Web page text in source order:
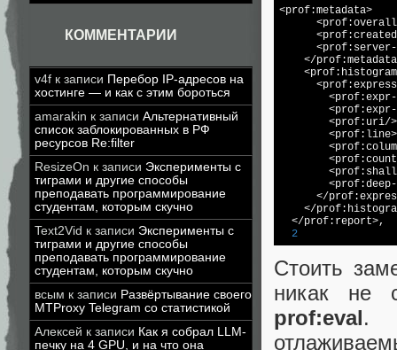
КОММЕНТАРИИ
v4f к записи Перебор IP-адресов на
хостинге — и как с этим бороться
amarakin к записи Альтернативный
список заблокированных в РФ
ресурсов Re:filter
ResizeOn к записи Эксперименты с
тиграми и другие способы
преподавать программирование
студентам, которым скучно
Text2Vid к записи Эксперименты с
тиграми и другие способы
преподавать программирование
студентам, которым скучно
всым к записи Развёртывание своего
MTProxy Telegram со статистикой
Алексей к записи Как я собрал LLM-
печку на 4 GPU, и на что она
<prof:metadata>
</
	<prof:line>
</
</
  </prof:report>,
2
Стоить
никак не
prof:eval.